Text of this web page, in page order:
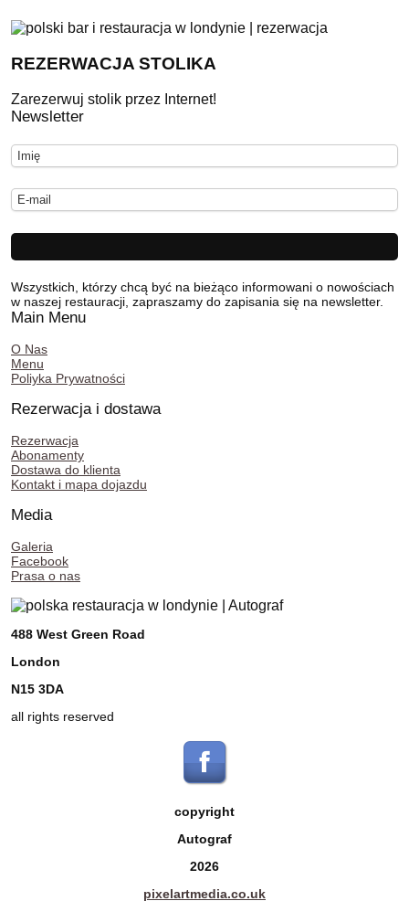
REZERWACJA STOLIKA
Zarezerwuj stolik przez Internet!
Newsletter
Wszystkich, którzy chcą być na bieżąco informowani o nowościach
w naszej restauracji, zapraszamy do zapisania się na newsletter.
Main Menu
O Nas
Menu
Poliyka Prywatności
Rezerwacja i dostawa
Rezerwacja
Abonamenty
Dostawa do klienta
Kontakt i mapa dojazdu
Media
Galeria
Facebook
Prasa o nas
488 West Green Road
London
N15 3DA
all rights reserved
copyright
Autograf
2026
pixelartmedia.co.uk